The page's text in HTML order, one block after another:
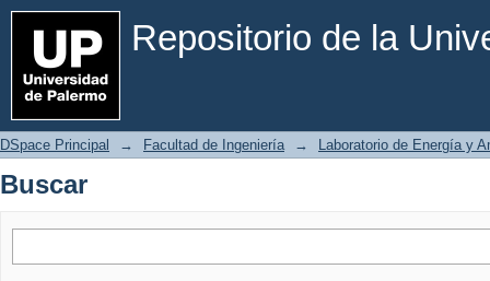
Repositorio de la
Buscar
DSpace Principal → Facultad de Ingeniería → Laboratorio de Energía y
Buscar